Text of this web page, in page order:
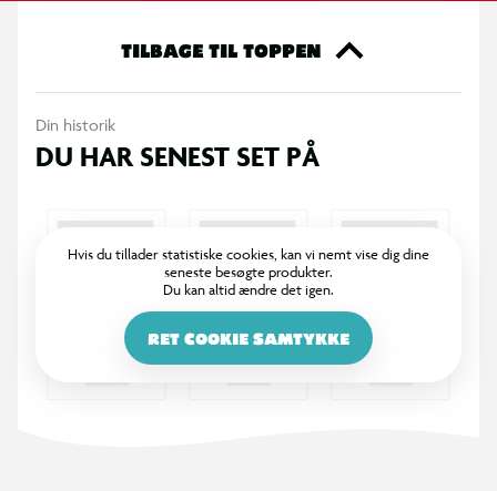
eller pusletasker, så han kan være med på alle dagens eventyr.
TILBAGE TIL TOPPEN
Din historik
DU HAR SENEST SET PÅ
Hvis du tillader statistiske cookies, kan vi nemt vise dig dine
seneste besøgte produkter.
Du kan altid ændre det igen.
RET COOKIE SAMTYKKE